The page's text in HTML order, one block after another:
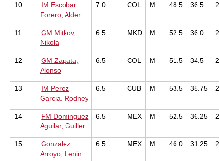
10
IM Escobar
Forero, Alder
7.0 COL M 48.5 36.5
11
GM Mitkov,
Nikola
6.5 MKD M 52.5 36.0
12
GM Zapata,
Alonso
6.5 COL M 51.5 34.5
13
IM Perez
Garcia, Rodney
6.5 CUB M 53.5 35.75
14
FM Dominguez
Aguilar, Guiller
6.5 MEX M 52.5 36.25
15
Gonzalez
Arroyo, Lenin
6.5 MEX M 46.0 31.25